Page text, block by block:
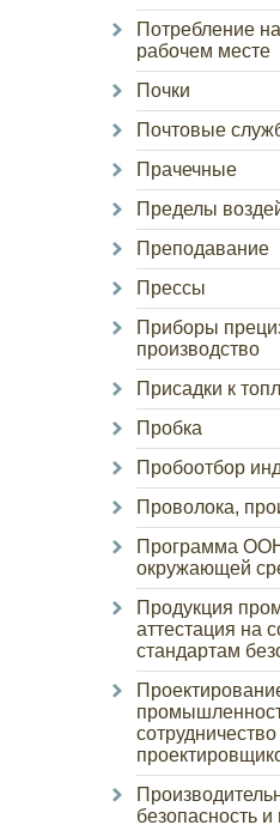
Потребление
рабочем месте
Почки
Почтовые
Прачечные
Пределы
Преподавание
Прессы
Приборы
производство
Присадки к
Пробка
Пробоотбор
Проволока,
Программа
окружающей
Продукция
аттестация на
стандартам
безопасность и